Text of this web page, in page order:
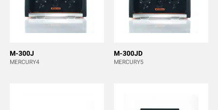
M-300J
MERCURY4
M-300JD
MERCURY5